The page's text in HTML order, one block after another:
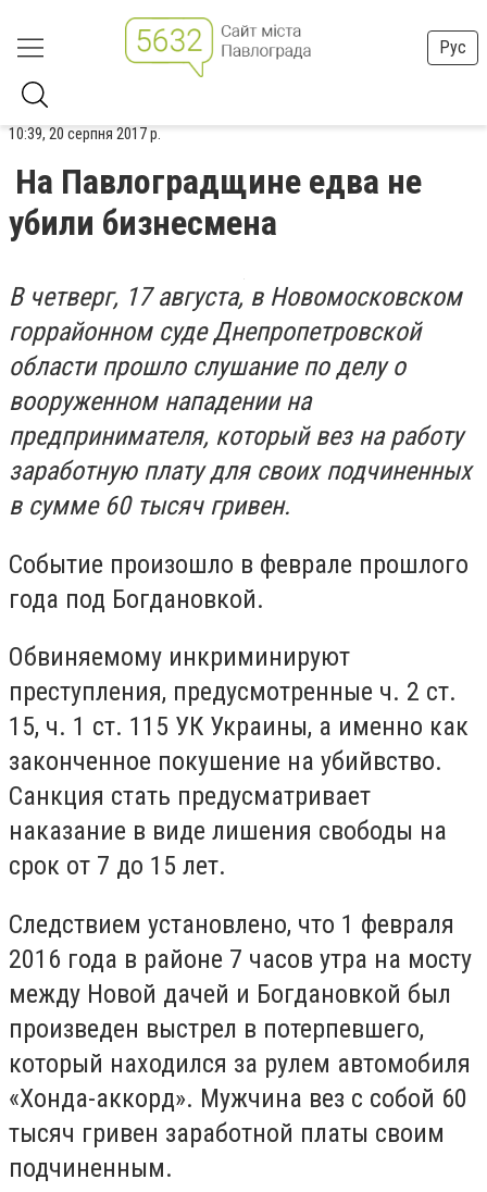
Рус
10:39, 20 серпня 2017 р.
На Павлоградщине едва не
убили бизнесмена
В четверг, 17 августа, в Новомосковском
горрайонном суде Днепропетровской
области прошло слушание по делу о
вооруженном нападении на
предпринимателя, который вез на работу
заработную плату для своих подчиненных
в сумме 60 тысяч гривен.
Событие произошло в феврале прошлого
года под Богдановкой.
Обвиняемому инкриминируют
преступления, предусмотренные ч. 2 ст.
15, ч. 1 ст. 115 УК Украины, а именно как
законченное покушение на убийвство.
Санкция стать предусматривает
наказание в виде лишения свободы на
срок от 7 до 15 лет.
Следствием установлено, что 1 февраля
2016 года в районе 7 часов утра на мосту
между Новой дачей и Богдановкой был
произведен выстрел в потерпевшего,
который находился за рулем автомобиля
«Хонда-аккорд». Мужчина вез с собой 60
тысяч гривен заработной платы своим
подчиненным.